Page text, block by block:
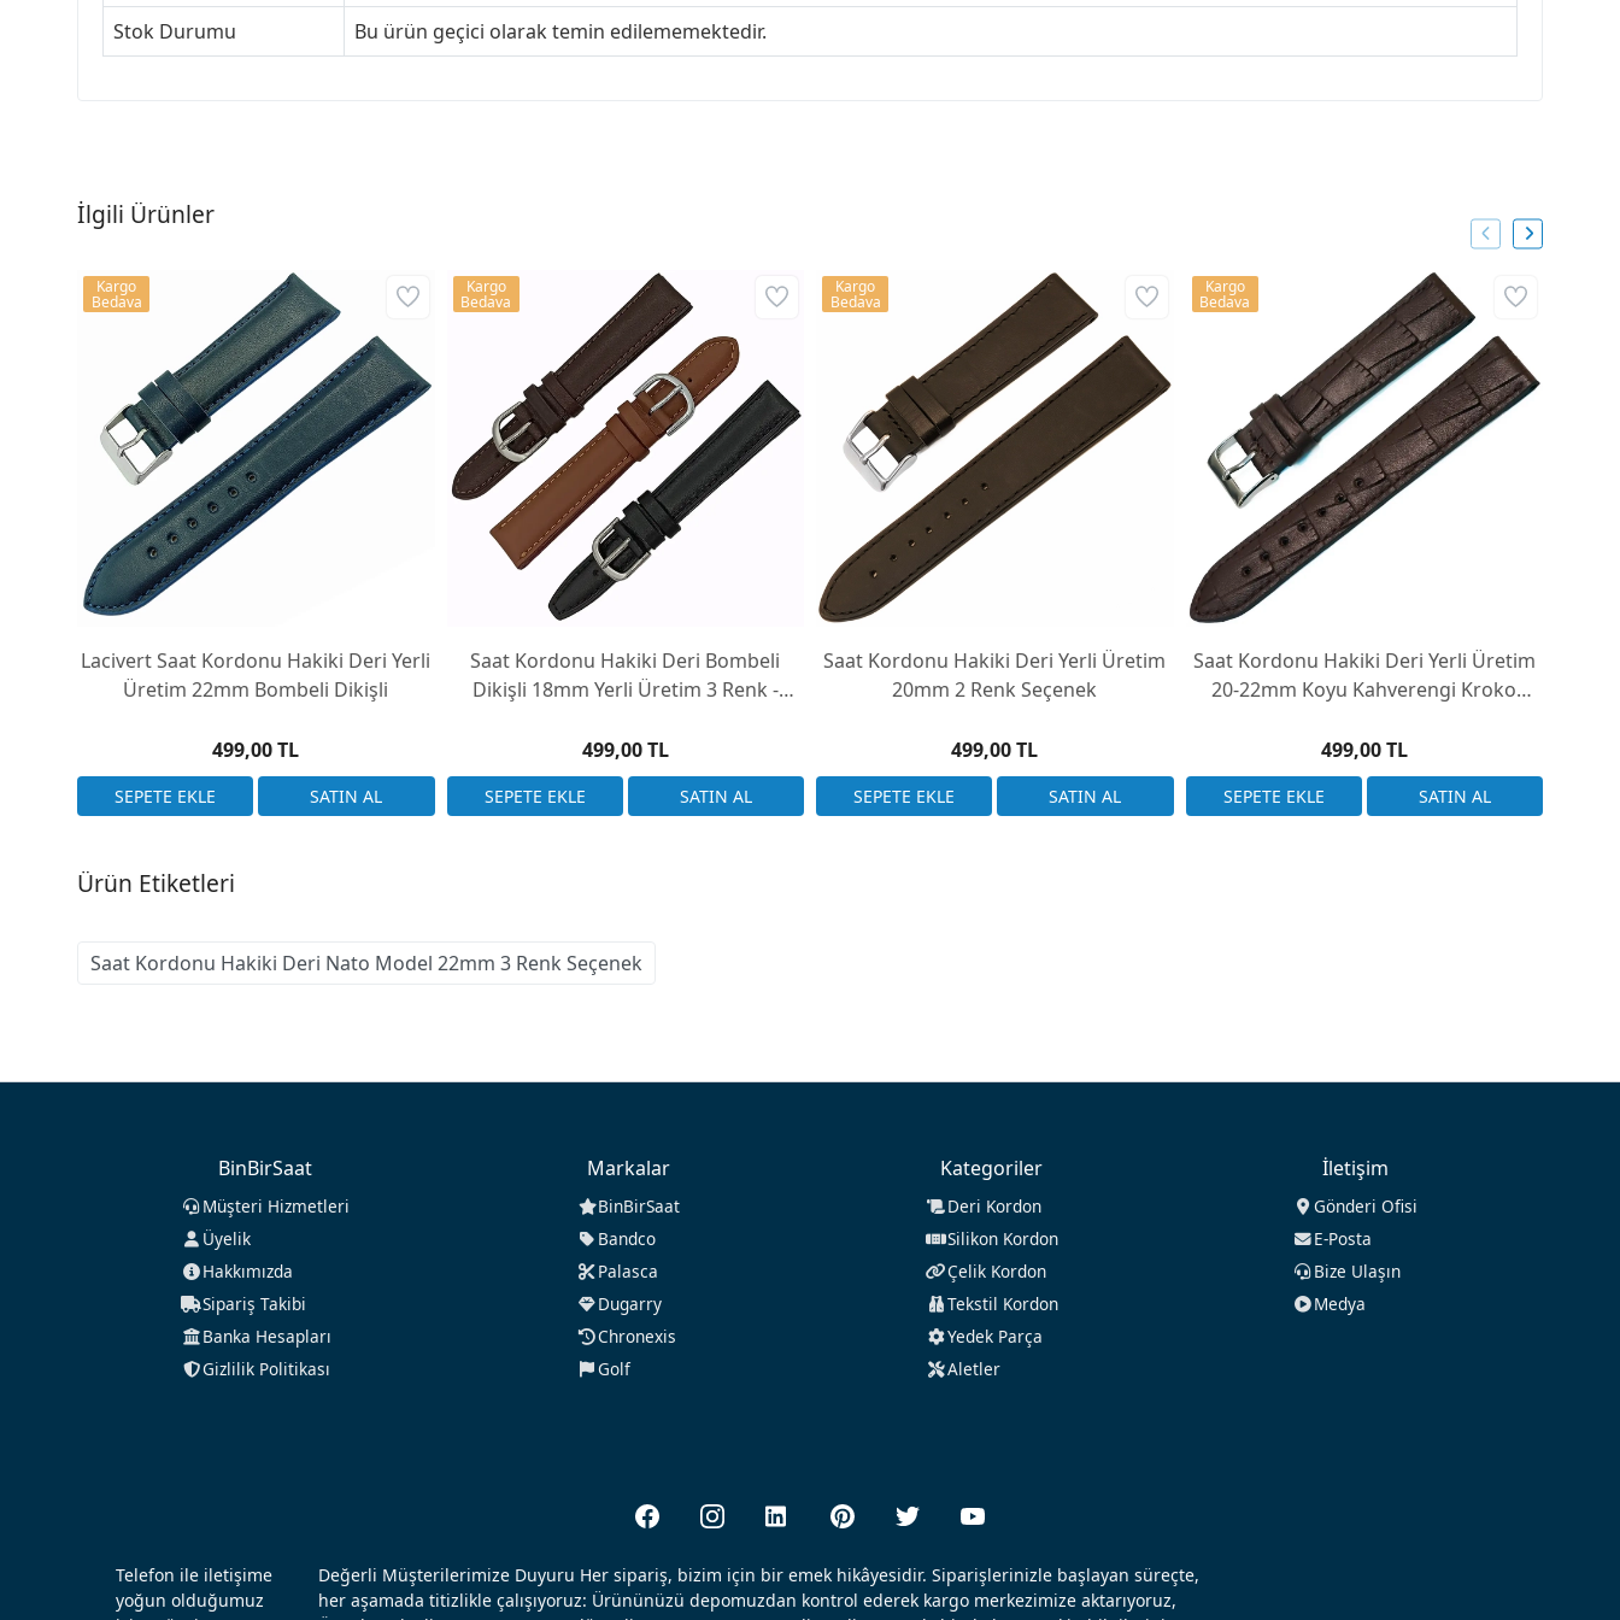
Stok Durumu
Bu ürün geçici olarak temin edilememektedir.
İlgili Ürünler
Lacivert Saat Kordonu Hakiki Deri Yerli
Üretim 22mm Bombeli Dikişli
499,00 TL
Kargo
Bedava
Saat Kordonu Hakiki Deri Bombeli
Dikişli 18mm Yerli Üretim 3 Renk -
499,00 TL
Kargo
Bedava
Saat Kordonu Hakiki Deri Yerli Üretim
20mm 2 Renk Seçenek
499,00 TL
Kargo
Bedava
Saat Kordonu Hakiki Deri Yerli Üretim
20-22mm Koyu Kahverengi Kroko
499,00 TL
Kargo
Bedava
Ürün Etiketleri
Saat Kordonu Hakiki Deri Nato Model 22mm 3 Renk Seçenek
BinBirSaat
Müşteri Hizmetleri
Üyelik
Hakkımızda
Sipariş Takibi
Banka Hesapları
Gizlilik Politikası
Markalar
BinBirSaat
Bandco
Palasca
Dugarry
Chronexis
Golf
Kategoriler
Deri Kordon
Silikon Kordon
Çelik Kordon
Tekstil Kordon
Yedek Parça
Aletler
İletişim
Gönderi Ofisi
E-Posta
Bize Ulaşın
Medya
Telefon ile iletişime
yoğun olduğumuz
Değerli Müşterilerimize Duyuru Her sipariş, bizim için bir emek hikâyesidir. Siparişlerinizle başlayan süreçte,
her aşamada titizlikle çalışıyoruz: Ürününüzü depomuzdan kontrol ederek kargo merkezimize aktarıyoruz,